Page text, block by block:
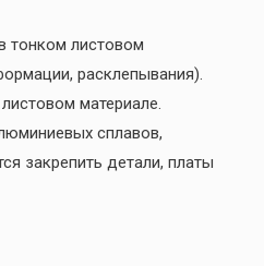
тонком листовом
расклепывания).
материале.
сплавов,
закрепить детали, платы